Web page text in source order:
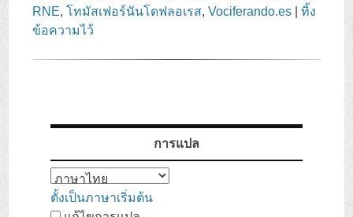
RNE,โทมัสเฟอร์นันโดฟลอเรส,Vociferando.es |ทิ้ง
ข้อความไว้
การแปล
ตั้งเป็นภาษาเริ่มต้น